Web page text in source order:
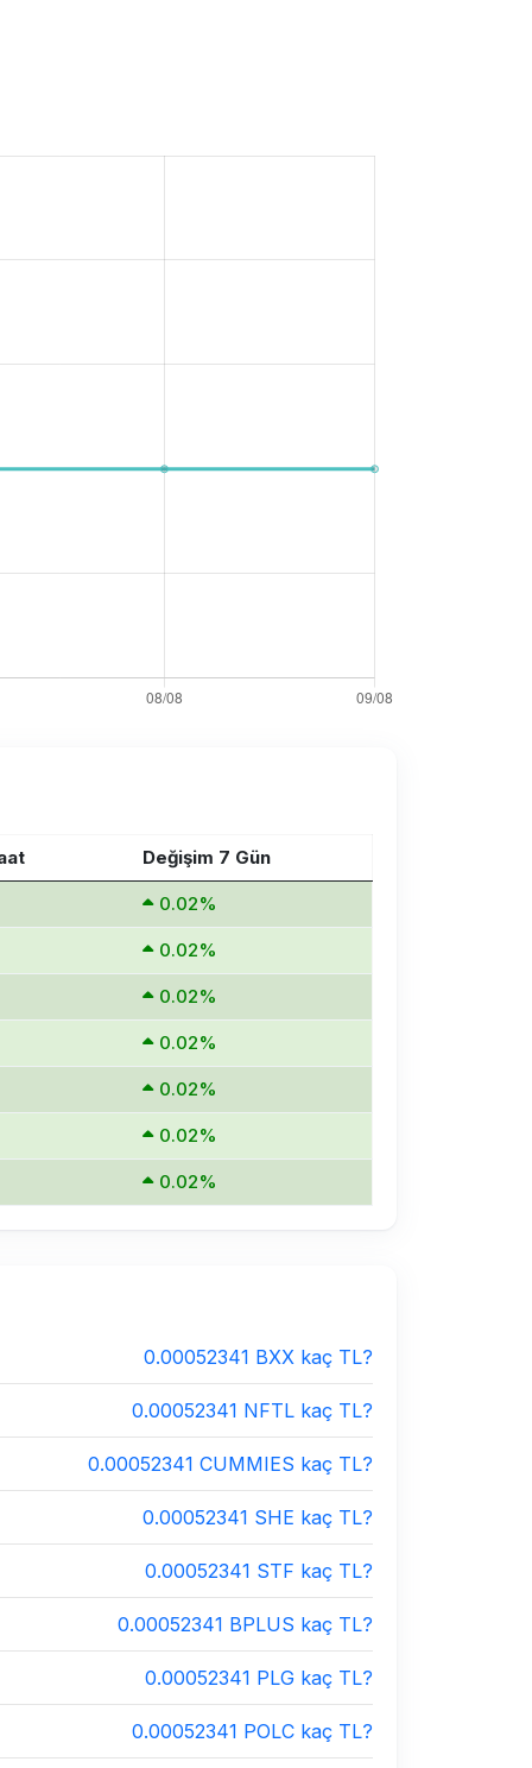
Değişim 7 Gün
0.02%
0.02%
0.02%
0.02%
0.02%
0.02%
0.02%
0.00052341 BXX kaç TL?
0.00052341 NFTL kaç TL?
0.00052341 CUMMIES kaç TL?
0.00052341 SHE kaç TL?
0.00052341 STF kaç TL?
0.00052341 BPLUS kaç TL?
0.00052341 PLG kaç TL?
0.00052341 POLC kaç TL?